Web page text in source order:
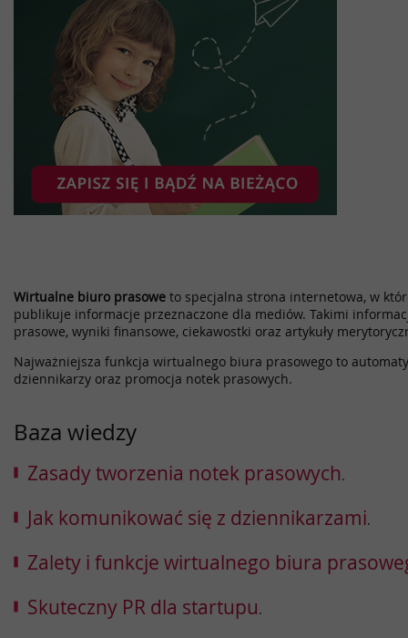
Wirtualne biuro prasowe to specjalna strona internetowa, w
publikuje informacje przeznaczone dla mediów. Takimi
prasowe, wyniki finansowe, ciekawostki oraz artykuły
Najważniejsza funkcja wirtualnego biura prasowego to
dziennikarzy oraz promocja notek prasowych.
Baza wiedzy
Zasady tworzenia notek prasowych.
Jak komunikować się z dziennikarzami.
Zalety i funkcje wirtualnego biura
Skuteczny PR dla startupu.